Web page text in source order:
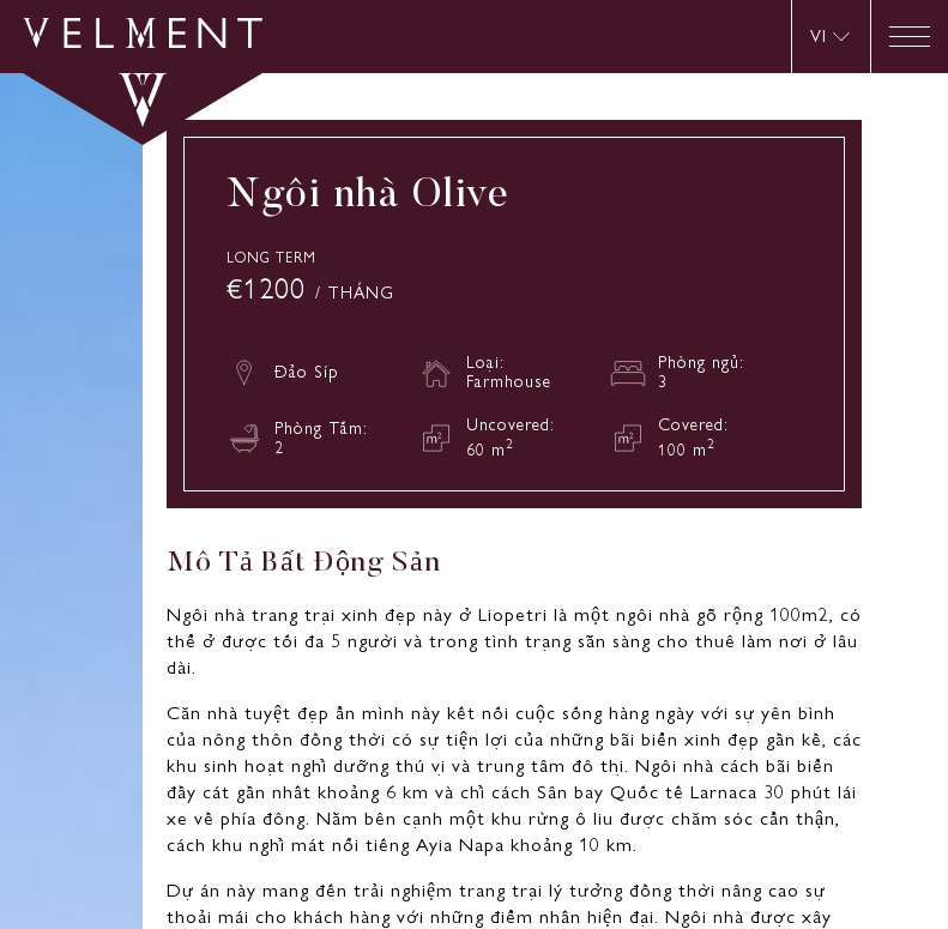
VI
Ngôi nhà Olive
LONG TERM
€1200 / THÁNG
Đảo Síp
Loại:
Farmhouse
Phòng ngủ:
3
Phòng Tắm:
2
Uncovered:
60 m2
Covered:
100 m2
Mô Tả Bất Động Sản
Ngôi nhà trang trại xinh đẹp này ở Liopetri là một ngôi nhà gỗ rộng 100m2, có
thể ở được tối đa 5 người và trong tình trạng sẵn sàng cho thuê làm nơi ở lâu
dài.
Căn nhà tuyệt đẹp ẩn mình này kết nối cuộc sống hàng ngày với sự yên bình
của nông thôn đồng thời có sự tiện lợi của những bãi biển xinh đẹp gần kề, các
khu sinh hoạt nghỉ dưỡng thú vị và trung tâm đô thị. Ngôi nhà cách bãi biển
đầy cát gần nhất khoảng 6 km và chỉ cách Sân bay Quốc tế Larnaca 30 phút lái
xe về phía đông. Nằm bên cạnh một khu rừng ô liu được chăm sóc cẩn thận,
cách khu nghỉ mát nổi tiếng Ayia Napa khoảng 10 km.
Dự án này mang đến trải nghiệm trang trại lý tưởng đồng thời nâng cao sự
thoải mái cho khách hàng với những điểm nhấn hiện đại. Ngôi nhà được xây